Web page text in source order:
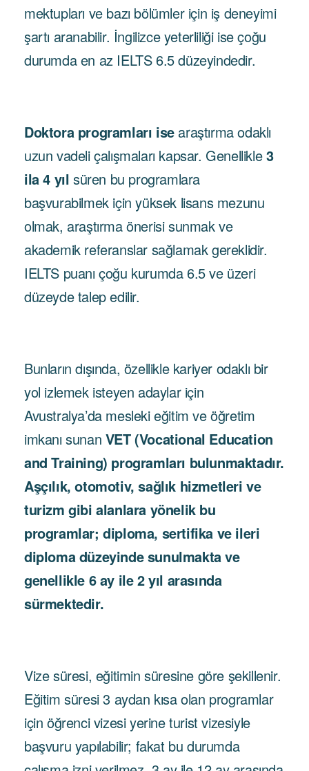
mektupları ve bazı bölümler için iş deneyimi
şartı aranabilir. İngilizce yeterliliği ise çoğu
durumda en az IELTS 6.5 düzeyindedir.
Doktora programları isearaştırma odaklı
uzun vadeli çalışmaları kapsar. Genellikle3
ila 4 yıl süren bu programlara
başvurabilmek için yüksek lisans mezunu
olmak, araştırma önerisi sunmak ve
akademik referanslar sağlamak gereklidir.
IELTS puanı çoğu kurumda 6.5 ve üzeri
düzeyde talep edilir.
Bunların dışında, özellikle kariyer odaklı bir
yol izlemek isteyen adaylar için
Avustralya’da mesleki eğitim ve öğretim
imkanı sunan VET (Vocational Education
and Training) programları bulunmaktadır.
Aşçılık, otomotiv, sağlık hizmetleri ve
turizm gibi alanlara yönelik bu
programlar; diploma, sertifika ve ileri
diploma düzeyinde sunulmakta ve
genellikle 6 ay ile 2 yıl arasında
sürmektedir.
Vize süresi, eğitimin süresine göre şekillenir.
Eğitim süresi 3 aydan kısa olan programlar
için öğrenci vizesi yerine turist vizesiyle
başvuru yapılabilir; fakat bu durumda